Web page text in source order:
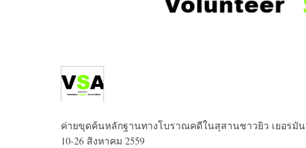
ค่ายขุดค้นหลักฐานทางโบราณคดีในสุสานชาวยิว เยอรมั
10-26 สิงหาคม 2559